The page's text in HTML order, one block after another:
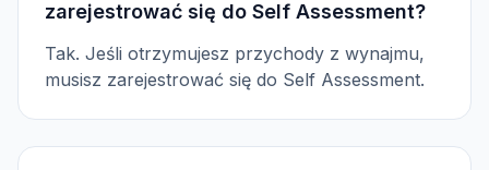
zarejestrować się do Self Assessment?
Tak. Jeśli otrzymujesz przychody z wynajmu,
musisz zarejestrować się do Self Assessment.